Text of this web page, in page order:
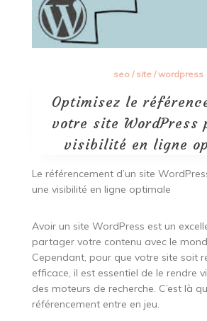
seo / site /wordpress
Optimisez le
votre site WordPress
visibilité en ligne
Le référencement d’un site
une visibilité en ligne optimale
Avoir un site WordPress est un
partager votre contenu avec le
Cependant, pour que votre site soit
efficace, il est essentiel de le rendre
des moteurs de recherche. C’est là
référencement entre en jeu.